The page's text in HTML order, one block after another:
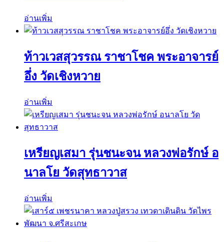
อ่านเพิ่ม
ท้าวเวสสุวรรณ ราชาโชค พระอาจารย์
อึ่ง วัดเชิงหวาย
อ่านเพิ่ม
เหรียญเสมา รุ่นชนะจน หลวงพ่อรักษ์ อ
นาลโย วัดสุทธาวาส
อ่านเพิ่ม